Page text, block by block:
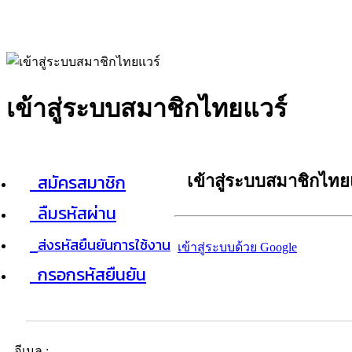
เข้าสู่ระบบสมาชิกไทยแวร์
สมัครสมาชิก
ลืมรหัสผ่าน
ส่งรหัสยืนยันการใช้งาน
กรอกรหัสยืนยัน
เข้าสู่ระบบสมาชิกไท
เข้าสู่ระบบด้วย Google